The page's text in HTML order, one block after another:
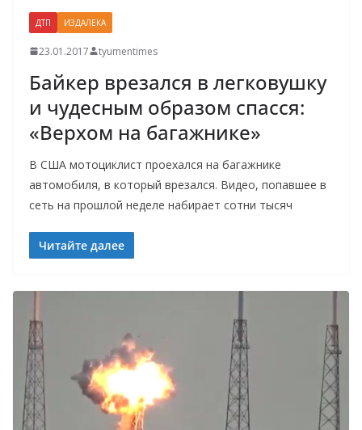
ДТП ИЗДАЛЕКА
23.01.2017 tyumentimes
Байкер врезался в легковушку
и чудесным образом спасся:
«Верхом на багажнике»
В США мотоциклист проехался на багажнике
автомобиля, в который врезался. Видео, попавшее в
сеть на прошлой неделе набирает сотни тысяч
Читайте далее